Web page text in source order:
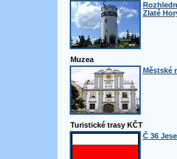
Zlaté
Muzea
Městské
Turistické trasy KČT
Č 36